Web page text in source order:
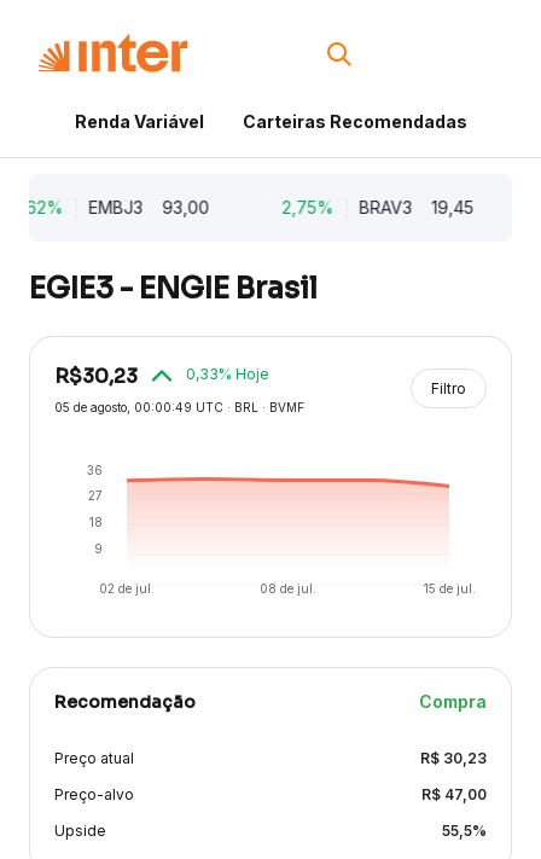
Renda Variável Carteiras Recomendadas
5,62% EMBJ3 93,00 2,75% BRAV3 19,45
EGIE3 - ENGIE Brasil
R$30,23 0,33% Hoje
05 de agosto , 00:00:49 UTC · BRL · BVMF
Filtro
02 de jul. 08 de jul. 15 de jul.
9
18
27
36
Recomendação Compra
Preço atual R$ 30,23
Preço-alvo
R$ 47,00
Upside
55,5%